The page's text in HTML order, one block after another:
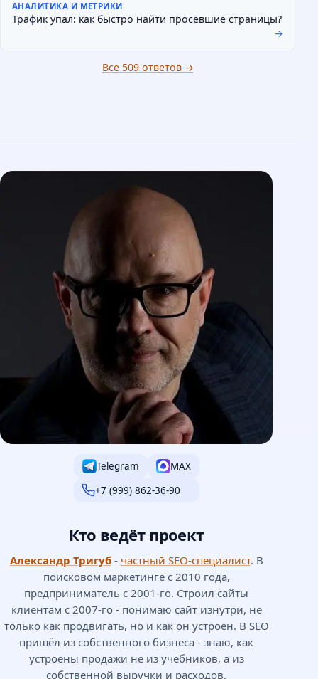
АНАЛИТИКА И МЕТРИКИ
Трафик упал: как быстро найти просевшие страницы?
→
Все 509 ответов →
Telegram
MAX
+7 (999) 862-36-90
Кто ведёт проект
Александр Тригуб- частный SEO-специалист. В
поисковом маркетинге с 2010 года,
предприниматель с 2001-го. Строил сайты
клиентам с 2007-го - понимаю сайт изнутри, не
только как продвигать, но и как он устроен. В SEO
пришёл из собственного бизнеса - знаю, как
устроены продажи не из учебников, а из
собственной выручки и расходов.